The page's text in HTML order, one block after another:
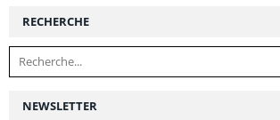
NEWSLETTER
RECHERCHE